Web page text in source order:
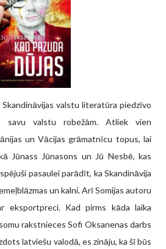
Skandināvijas valstu literatūra piedzīvo
savu valstu robežām. Atliek vien
un Vācijas grāmatnīcu topus, lai
Jūnass Jūnasons un Jū Nesbē, kas
pasaulei parādīt, ka Skandināvija
un kalni. Arī Somijas autoru
eksportpreci. Kad pirms kāda laika
rakstnieces Sofi Oksanenas darbs
latviešu valodā, es zināju, ka šī būs